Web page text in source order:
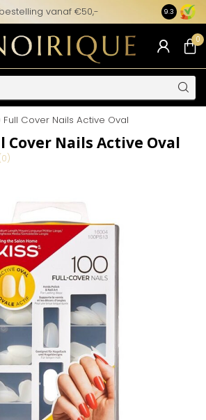
vanaf €50,- 9.3
0
Full Cover Nails Active Oval
Cover Nails Active Oval